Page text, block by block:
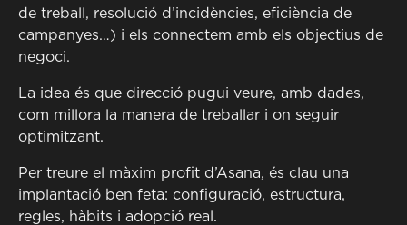
de treball, resolució d’incidències, eficiència de
campanyes…) i els connectem amb els objectius de
negoci.
La idea és que direcció pugui veure, amb dades,
com millora la manera de treballar i on seguir
optimitzant.
Per treure el màxim profit d’Asana, és clau una
implantació ben feta: configuració, estructura,
regles, hàbits i adopció real.